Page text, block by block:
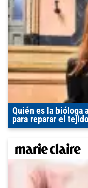
Quién es la bióloga
para reparar el